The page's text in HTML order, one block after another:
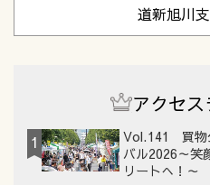
道新旭川
アクセ
1
Vol.141 買物
バル2026～笑
リートへ！～